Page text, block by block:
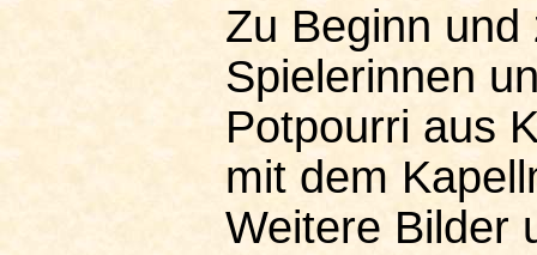
Zu Beginn
Spielerinnen
Potpourri aus
mit dem
Weitere Bilder